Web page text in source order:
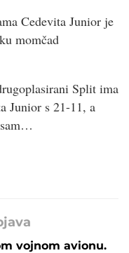
Cedevita Junior je
momčad
Split ima
Junior s 21-11, a
vojnom avionu.